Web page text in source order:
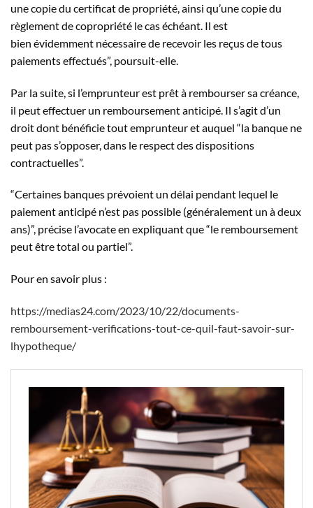
une copie du certificat de propriété, ainsi qu’une copie du
règlement de copropriété le cas échéant. Il est
bien évidemment nécessaire de recevoir les reçus de tous
paiements effectués”, poursuit-elle.
Par la suite, si l’emprunteur est prêt à rembourser sa créance,
il peut effectuer un remboursement anticipé. Il s’agit d’un
droit dont bénéficie tout emprunteur et auquel “la banque ne
peut pas s’opposer, dans le respect des dispositions
contractuelles”.
“Certaines banques prévoient un délai pendant lequel le
paiement anticipé n’est pas possible (généralement un à deux
ans)”, précise l’avocate en expliquant que “le remboursement
peut être total ou partiel”.
Pour en savoir plus :
https://medias24.com/2023/10/22/documents-
remboursement-verifications-tout-ce-quil-faut-savoir-sur-
lhypotheque/